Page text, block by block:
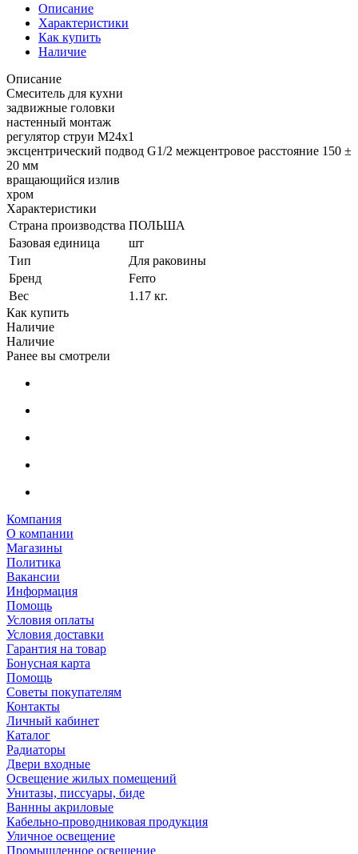
Описание
Характеристики
Как купить
Наличие
Описание
Смеситель для кухни
задвижные головки
настенный монтаж
регулятор струи M24x1
эксцентрический подвод G1/2 межцентровое расстояние 150 ±
20 мм
вращающийся излив
хром
Характеристики
Страна производства ПОЛЬША
Базовая единица
шт
Тип
Для раковины
Бренд
Ferro
Вес
1.17 кг.
Как купить
Наличие
Наличие
Ранее вы смотрели
Компания
О компании
Магазины
Политика
Вакансии
Информация
Помощь
Условия оплаты
Условия доставки
Гарантия на товар
Бонусная карта
Помощь
Советы покупателям
Контакты
Личный кабинет
Каталог
Радиаторы
Двери входные
Освещение жилых помещений
Унитазы, писсуары, биде
Ваннны акриловые
Кабельно-проводниковая продукция
Уличное освещение
Промышленное освещение